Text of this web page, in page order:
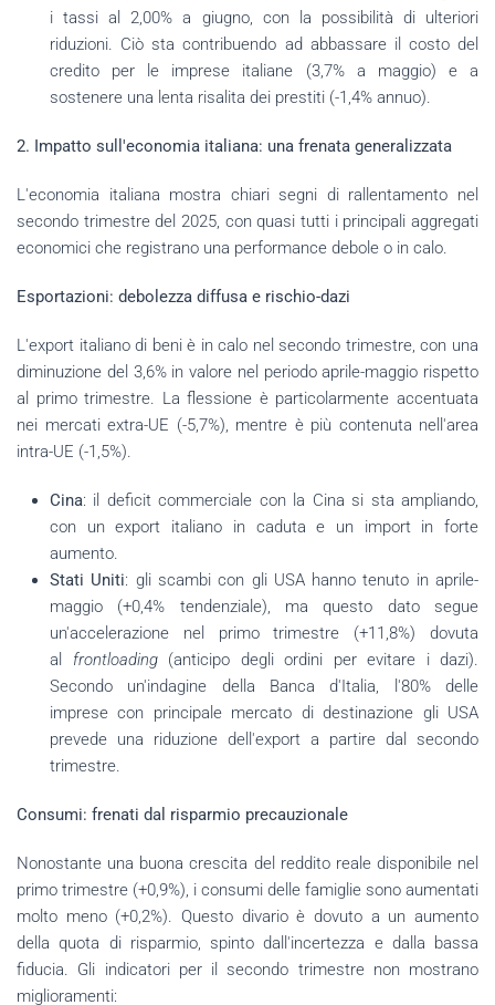
i tassi al 2,00% a giugno, con la possibilità di ulteriori
riduzioni. Ciò sta contribuendo ad abbassare il costo del
credito per le imprese italiane (3,7% a maggio) e a
sostenere una lenta risalita dei prestiti (-1,4% annuo).
2. Impatto sull'economia italiana: una frenata generalizzata
L'economia italiana mostra chiari segni di rallentamento nel
secondo trimestre del 2025, con quasi tutti i principali aggregati
economici che registrano una performance debole o in calo.
Esportazioni: debolezza diffusa e rischio-dazi
L'export italiano di beni è in calo nel secondo trimestre, con una
diminuzione del 3,6% in valore nel periodo aprile-maggio rispetto
al primo trimestre. La flessione è particolarmente accentuata
nei mercati extra-UE (-5,7%), mentre è più contenuta nell'area
intra-UE (-1,5%).
Cina: il deficit commerciale con la Cina si sta ampliando,
con un export italiano in caduta e un import in forte
aumento.
Stati Uniti: gli scambi con gli USA hanno tenuto in aprile-
maggio (+0,4% tendenziale), ma questo dato segue
un'accelerazione nel primo trimestre (+11,8%) dovuta
al frontloading (anticipo degli ordini per evitare i dazi).
Secondo un'indagine della Banca d'Italia, l'80% delle
imprese con principale mercato di destinazione gli USA
prevede una riduzione dell'export a partire dal secondo
trimestre.
Consumi: frenati dal risparmio precauzionale
Nonostante una buona crescita del reddito reale disponibile nel
primo trimestre (+0,9%), i consumi delle famiglie sono aumentati
molto meno (+0,2%). Questo divario è dovuto a un aumento
della quota di risparmio, spinto dall'incertezza e dalla bassa
fiducia. Gli indicatori per il secondo trimestre non mostrano
miglioramenti: